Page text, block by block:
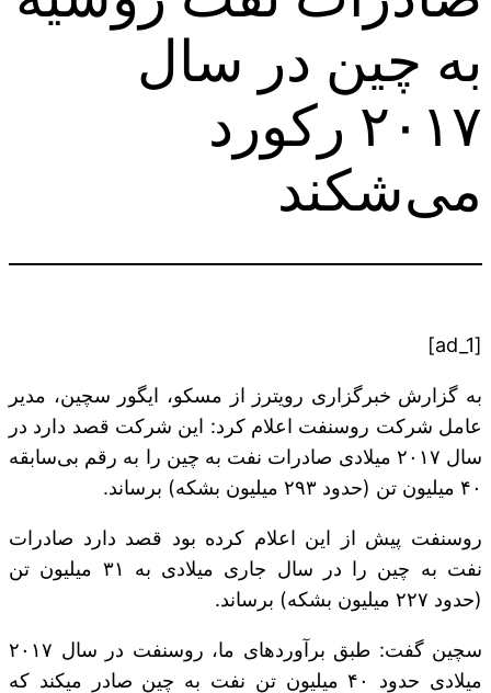
به چین در سال
۲۰۱۷ رکورد
می‌شکند
[ad_1]
به گزارش خبرگزاری رویترز از مسکو، ایگور سچین، مدیر
عامل شرکت روسنفت اعلام کرد: این شرکت قصد دارد در
سال ۲۰۱۷ میلادی صادرات نفت به چین را به رقم بی‌سابقه
۴۰ میلیون تن (حدود ۲۹۳ میلیون بشکه) برساند.
روسنفت پیش از این اعلام کرده بود قصد دارد صادرات
نفت به چین را در سال جاری میلادی به ۳۱ میلیون تن
(حدود ۲۲۷ میلیون بشکه) برساند.
سچین گفت: طبق برآوردهای ما، روسنفت در سال ۲۰۱۷
میلادی حدود ۴۰ میلیون تن نفت به چین صادر می‎کند که